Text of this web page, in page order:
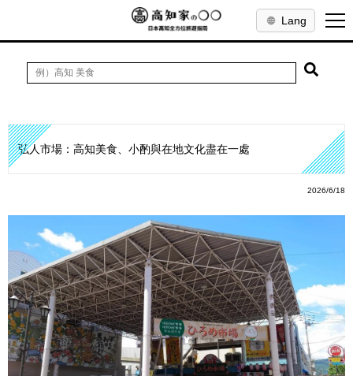
Lang
弘人市場：高知美食、小酌與在地文化盡在一處
2026/6/18